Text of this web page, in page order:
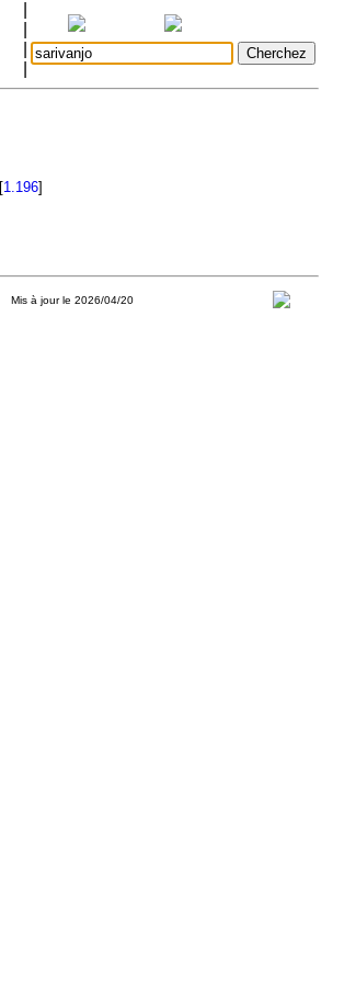
[1.196]
Mis à jour le 2026/04/20